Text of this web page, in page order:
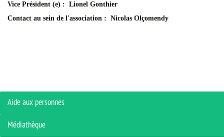
Vice Président (e) : Lionel Gonthier
Contact au sein de l'association : Nicolas Olçomendy
Aide aux personnes
Médiathèque